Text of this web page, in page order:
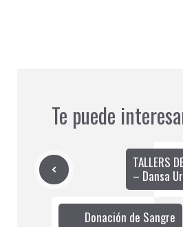
Te puede
TALLERS
– Dansa
Donación de Sangre